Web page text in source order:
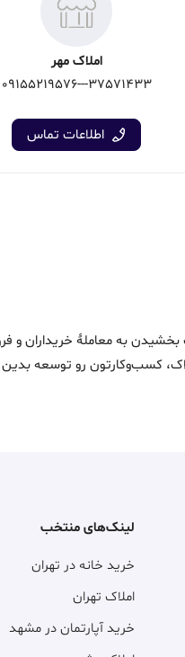
املاک مهر
37571433---09155219576
اطلاعات تماس
سرعت بخشیدن به معاملۀ خریداران
کسب‌وکارتون رو توسعه
لینک‌های منتخب
خرید خانه در تهران
املاک تهران
خرید آپارتمان در مشهد